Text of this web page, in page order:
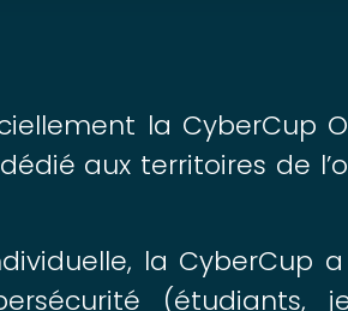
la CyberCup
aux territoires de
la CyberCup
(étudiants,